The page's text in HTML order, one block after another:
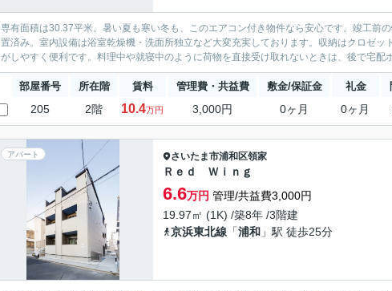
専有面積は30.37平米。暑い夏も寒い冬も、このエアコン付き物件なら安心です。竣工前
置済み。室内設備は浴室乾燥機・洗面所独立など大変充実しております。収納はクロゼ
がしやすく便利です。料理中や就寝中のように荷物を直接受け取れないときは、後で宅配
部屋番号 所在階 賃料 管理費・共益費 敷金/保証金 礼金
205 2階 10.4万円 3,000円 0ヶ月 0ヶ月
アパート さいたま市浦和区領家
Ｒｅｄ Ｗｉｎｇ
6.6万円 管理/共益費3,000円
19.97㎡ (1K) /築8年 /3階建
京浜東北線 「浦和 」駅 徒歩25分